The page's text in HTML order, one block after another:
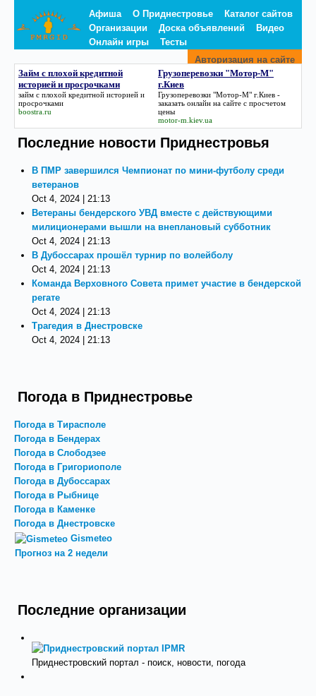
Афиша О Приднестровье
Каталог сайтов
Организации
Доска объявлений
Видео
Онлайн игры
Тесты
Авторизация на сайте
Займ с плохой кредитной
историей и просрочками
займ с плохой кредитной историей и
просрочками
boostra.ru
Грузоперевозки "Мотор-М"
г.Киев
Грузоперевозки "Мотор-М" г.Киев -
заказать онлайн на сайте с просчетом
цены
motor-m.kiev.ua
Последние новости Приднестровья
В ПМР завершился Чемпионат по мини-футболу среди
ветеранов
Oct 4, 2024 | 21:13
Ветераны бендерского УВД вместе с действующими
милиционерами вышли на внеплановый субботник
Oct 4, 2024 | 21:13
В Дубоссарах прошёл турнир по волейболу
Oct 4, 2024 | 21:13
Команда Верховного Совета примет участие в бендерской
регате
Oct 4, 2024 | 21:13
Трагедия в Днестровске
Oct 4, 2024 | 21:13
Погода в Приднестровье
Погода в Тирасполе
Погода в Бендерах
Погода в Слободзее
Погода в Григориополе
Погода в Дубоссарах
Погода в Рыбнице
Погода в Каменке
Погода в Днестровске
Gismeteo
Прогноз на 2 недели
Последние организации
Приднестровский портал - поиск, новости, погода